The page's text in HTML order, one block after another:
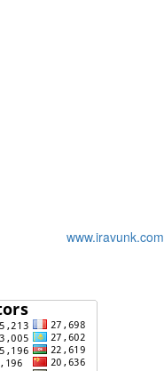
www.iravunk.com